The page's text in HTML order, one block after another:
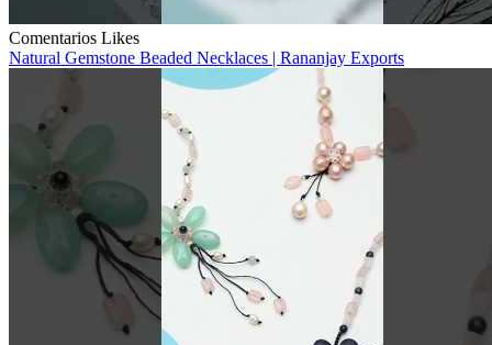
Comentarios Likes
Natural Gemstone Beaded Necklaces | Rananjay Exports